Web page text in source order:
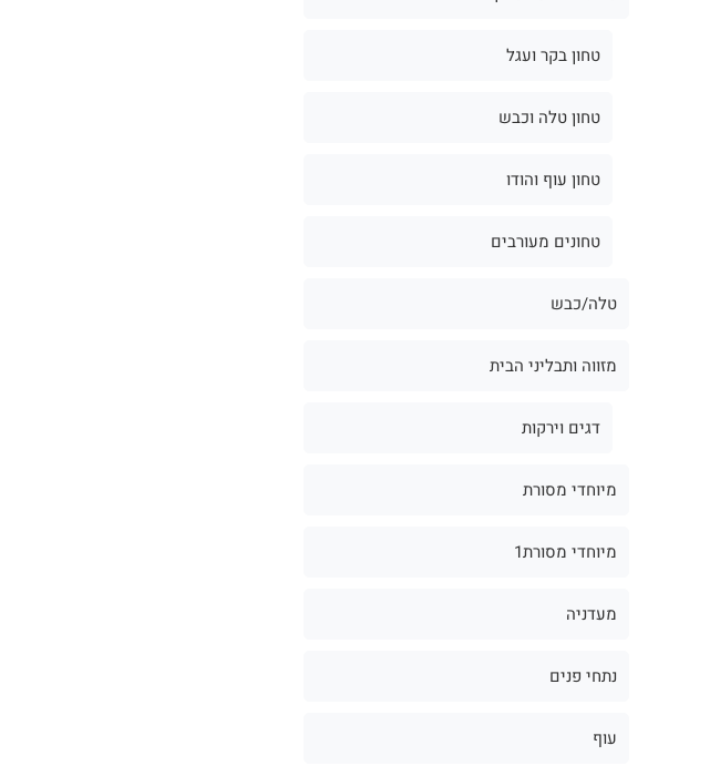
טחון בקר ועגל
טחון טלה וכבש
טחון עוף והודו
טחונים מעורבים
טלה/כבש
מזווה ותבליני הבית
דגים וירקות
מיוחדי מסורת
מיוחדי מסורת1
מעדניה
נתחי פנים
עוף